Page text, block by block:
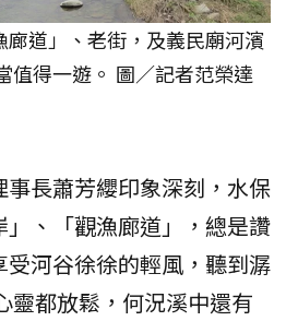
廊道」、老街，及義民廟河濱
值得一遊。 圖／記者范榮達
長蕭芳纓印象深刻，水保
、「觀漁廊道」，總是讚
河谷徐徐的輕風，聽到潺
靈都放鬆，何況溪中還有